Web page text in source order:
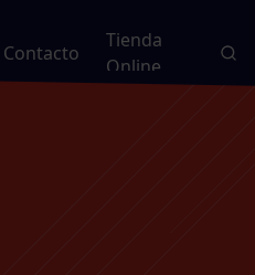
Contacto
Tienda
Online